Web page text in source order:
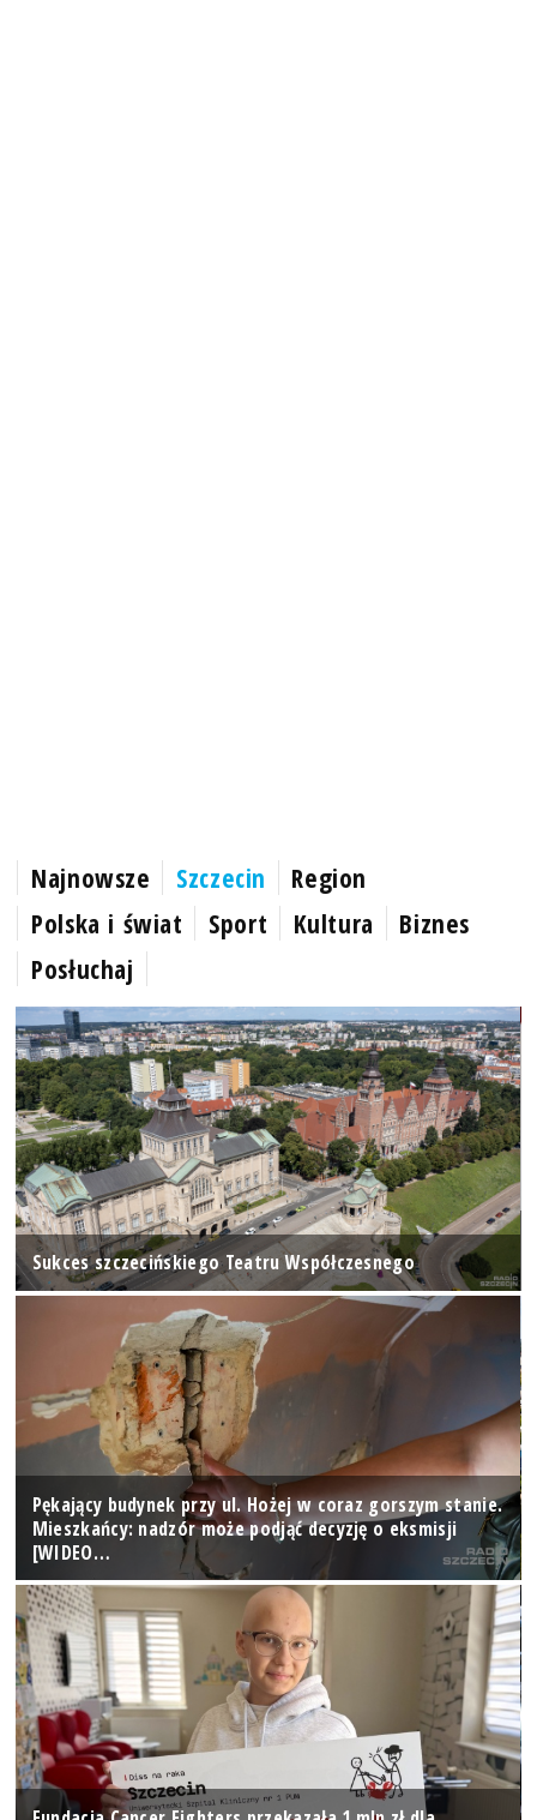
Najnowsze Szczecin
Region
Polska i świat
Sport Kultura
Biznes
Posłuchaj
Sukces szczecińskiego Teatru Współczesnego
Pękający budynek przy ul. Hożej w coraz gorszym stanie.
Mieszkańcy: nadzór może podjąć decyzję o eksmisji
[WIDEO…